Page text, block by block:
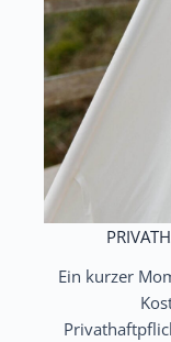
Ein kurzer